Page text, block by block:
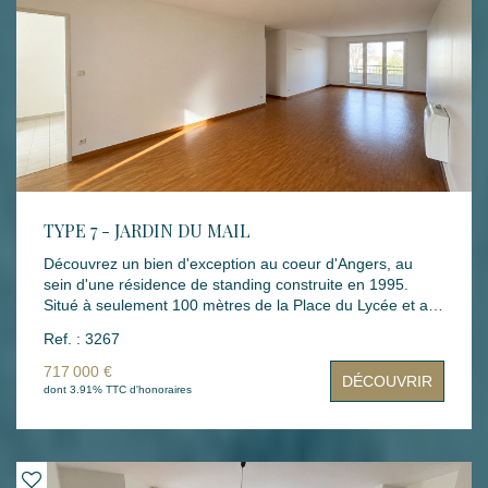
sous-sol complète ce bien. Un bien idéal pour un premier
achat, un pied-à-terre ou un investissement locatif.
TYPE 7 - JARDIN DU MAIL
Découvrez un bien d'exception au coeur d'Angers, au
sein d'une résidence de standing construite en 1995.
Situé à seulement 100 mètres de la Place du Lycée et au
bénéficie d'un emplacement particulièrement recherché,
offrant un cadre de vie élégant, calme et privilégié. Dès
l'entrée, vous serez séduit par ses volumes généreux et
sa luminosité traversante. Le vaste séjour, ouvert sur
deux terrasses sans vis-à-vis idéalement exposées, invite
comprend également cinq chambres, une salle de bains,
Ref. : 3267
717 000 €
dont 3.91% TTC d'honoraires DÉCOUVRIR